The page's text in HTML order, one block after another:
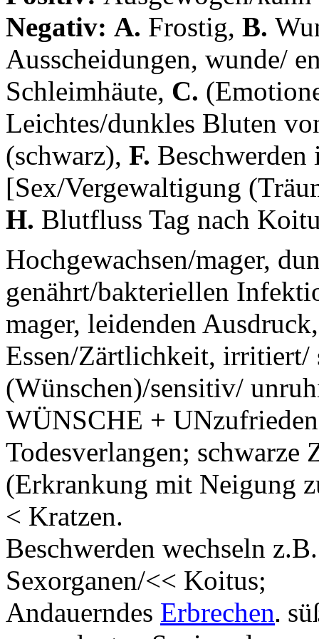
Negativ: A. Frostig, B.
Ausscheidungen, wunde/
Schleimhäute, C.
Leichtes/dunkles Bluten
(schwarz), F. Beschwerden
[Sex/Vergewaltigung
H. Blutfluss Tag nach
Hochgewachsen/mager,
genährt/bakteriellen
mager, leidenden
Essen/Zärtlichkeit, irritiert/
(Wünschen)/sensitiv/
WÜNSCHE +
Todesverlangen; schwarze
(Erkrankung mit Neigung
< Kratzen.
Beschwerden wechseln
Sexorganen/<< Koitus;
Andauerndes Erbrechen.